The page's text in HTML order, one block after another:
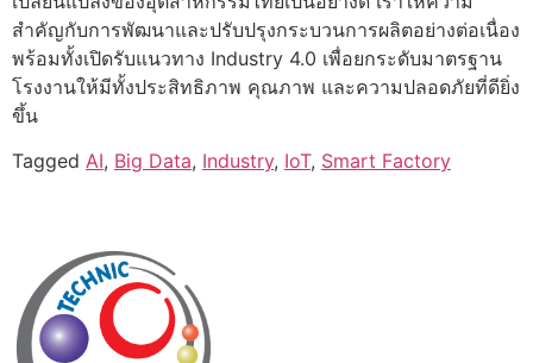
สำคัญกับการพัฒนาและปรับปรุงกระบวนการผลิตอย่างต่อเนื่อง
พร้อมทั้งเปิดรับแนวทาง Industry 4.0 เพื่อยกระดับมาตรฐาน
โรงงานให้มีทั้งประสิทธิภาพ คุณภาพ และความปลอดภัยที่ดียิ่ง
ขึ้น
Tagged AI, Big Data, Industry, IoT, Smart Factory